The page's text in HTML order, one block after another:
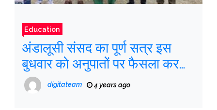
Education
अंडालूसी संसद का पूर्ण सत्र इस
बुधवार को अनुपातों पर फैसला करता
है
digitateam 4 years ago